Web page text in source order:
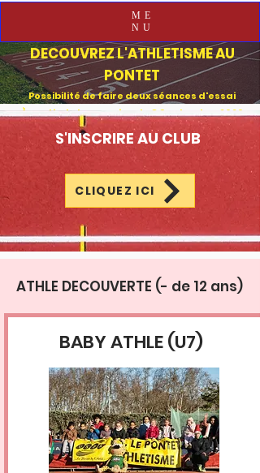
ME
NU
DECOUVREZ L'ATHLETISME AU
PONTET
Possibilité de faire deux séances d'essai
À partir de la semaine du 8 Septembre 2026
S'INSCRIRE AU CLUB
CLIQUEZ ICI
ATHLE DECOUVERTE (- de 12 ans)
BABY ATHLE (U7)